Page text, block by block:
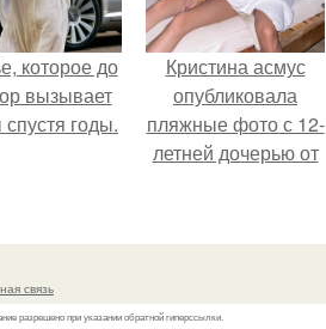
которое до
вызывает
годы.
Кристина асмус
опубликовала
пляжные фото с 12-
летней дочерью от
связь
разрешено при указании обратной гиперссылки.